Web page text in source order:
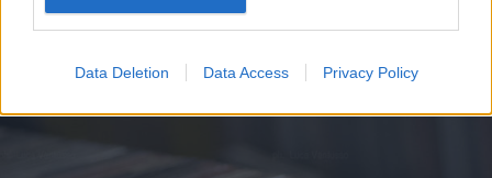
Data Deletion Data Access Privacy Policy
Cristina Donà protagonista a
Spiritualità